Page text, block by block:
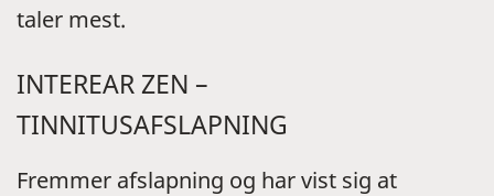
taler mest.
INTEREAR ZEN –
TINNITUSAFSLAPNING
Fremmer afslapning og har vist sig at